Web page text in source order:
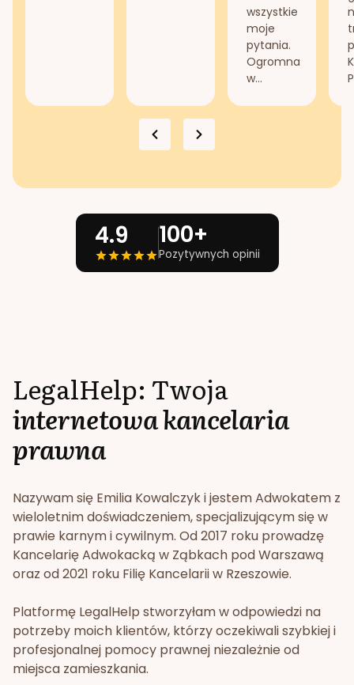
wszystkie
moje
pytania.
Ogromna
w...
4.9 100+
Pozytywnych opinii
LegalHelp: Twoja
internetowa kancelaria
prawna
Nazywam się Emilia Kowalczyk i jestem Adwokatem z
wieloletnim doświadczeniem, specjalizującym się w
prawie karnym i cywilnym. Od 2017 roku prowadzę
Kancelarię Adwokacką w Ząbkach pod Warszawą
oraz od 2021 roku Filię Kancelarii w Rzeszowie.
Platformę LegalHelp stworzyłam w odpowiedzi na
potrzeby moich klientów, którzy oczekiwali szybkiej i
profesjonalnej pomocy prawnej niezależnie od
miejsca zamieszkania.